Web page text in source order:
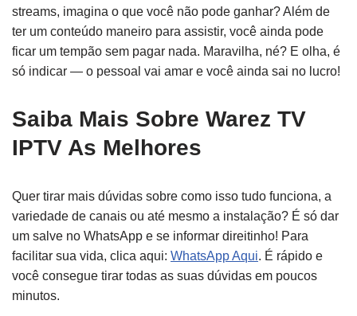
streams, imagina o que você não pode ganhar? Além de
ter um conteúdo maneiro para assistir, você ainda pode
ficar um tempão sem pagar nada. Maravilha, né? E olha, é
só indicar — o pessoal vai amar e você ainda sai no lucro!
Saiba Mais Sobre Warez TV
IPTV As Melhores
Quer tirar mais dúvidas sobre como isso tudo funciona, a
variedade de canais ou até mesmo a instalação? É só dar
um salve no WhatsApp e se informar direitinho! Para
facilitar sua vida, clica aqui: WhatsApp Aqui. É rápido e
você consegue tirar todas as suas dúvidas em poucos
minutos.